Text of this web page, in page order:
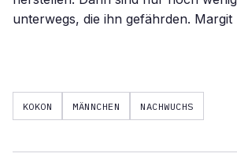
unterwegs, die ihn gefährden. Margit
KOKON MÄNNCHEN NACHWUCHS